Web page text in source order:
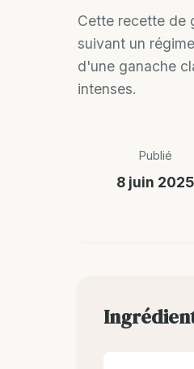
Cette recette de
suivant un
d'une ganache
intenses.
Publié
8 juin 2025